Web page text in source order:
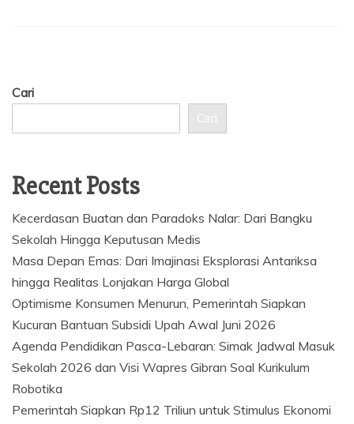
Cari
Cari
Recent Posts
Kecerdasan Buatan dan Paradoks Nalar: Dari Bangku
Sekolah Hingga Keputusan Medis
Masa Depan Emas: Dari Imajinasi Eksplorasi Antariksa
hingga Realitas Lonjakan Harga Global
Optimisme Konsumen Menurun, Pemerintah Siapkan
Kucuran Bantuan Subsidi Upah Awal Juni 2026
Agenda Pendidikan Pasca-Lebaran: Simak Jadwal Masuk
Sekolah 2026 dan Visi Wapres Gibran Soal Kurikulum
Robotika
Pemerintah Siapkan Rp12 Triliun untuk Stimulus Ekonomi